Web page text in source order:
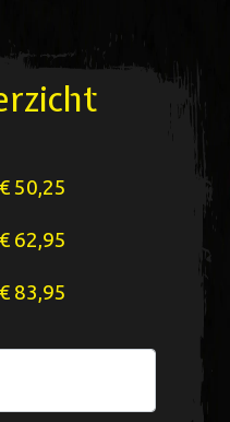
€ 50,25
€ 62,95
€ 83,95